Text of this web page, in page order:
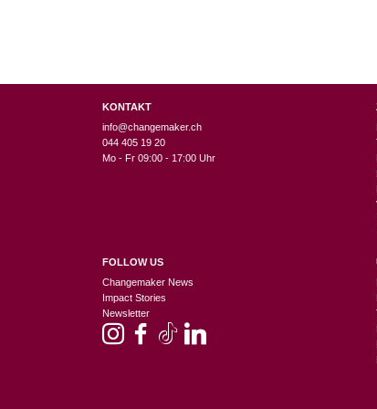
KONTAKT
info@changemaker.ch
044 405 19 20
Mo - Fr 09:00 - 17:00 Uhr
FOLLOW US
Changemaker News
Impact Stories
Newsletter